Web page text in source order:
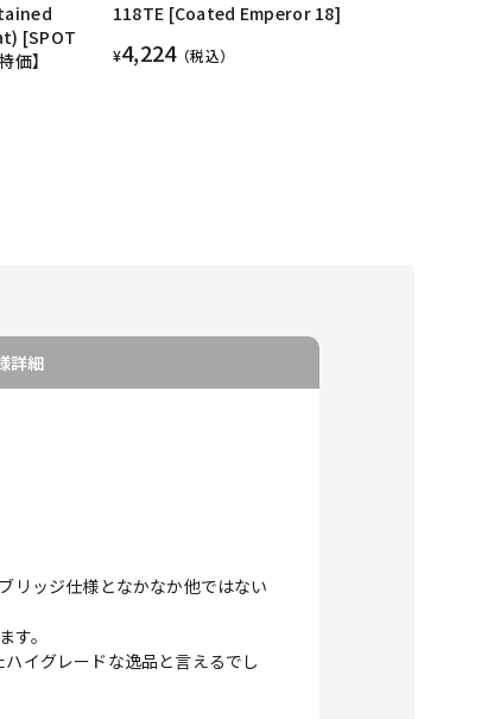
[SPOT
価】
118TE [Coated Emperor 18]
¥4,224（税込）
詳細
リッジ仕様となかなか他ではない
。
イグレードな逸品と言えるでし